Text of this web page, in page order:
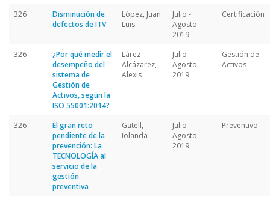
326
Disminución de
defectos de ITV
López, Juan
Luis
Julio -
Agosto
2019
Certificación
326
¿Por qué medir el
desempeño del
sistema de
Gestión de
Activos, según la
ISO 55001:2014?
Lárez
Alcázarez,
Alexis
Julio -
Agosto
2019
Gestión de
Activos
326
El gran reto
pendiente de la
prevención: La
TECNOLOGÍA al
servicio de la
gestión
preventiva
Gatell,
Iolanda
Julio -
Agosto
2019
Preventivo